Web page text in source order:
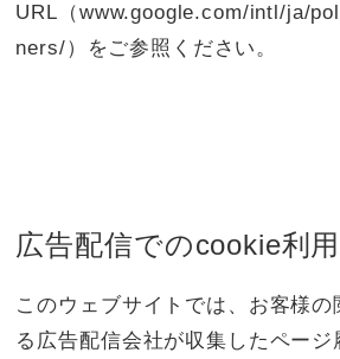
URL（www.google.com/intl/ja/
ners/）をご参照ください。
広告配信でのcookie利
このウェブサイトでは、お客様の
る広告配信会社が収集したページ